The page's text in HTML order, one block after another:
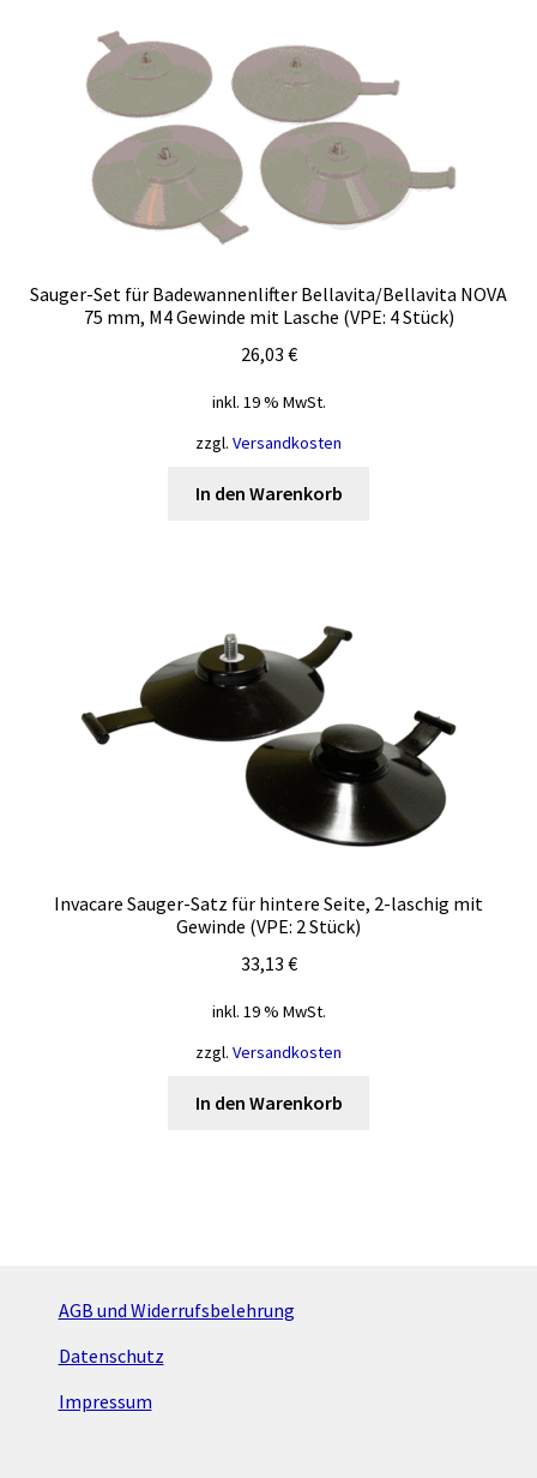
Sauger-Set für Badewannenlifter Bellavita/Bellavita NOVA
75 mm, M4 Gewinde mit Lasche (VPE: 4 Stück)
26,03 €
inkl. 19 % MwSt.
zzgl. Versandkosten
In den Warenkorb
Invacare Sauger-Satz für hintere Seite, 2-laschig mit
Gewinde (VPE: 2 Stück)
33,13 €
inkl. 19 % MwSt.
zzgl. Versandkosten
In den Warenkorb
AGB und Widerrufsbelehrung
Datenschutz
Impressum